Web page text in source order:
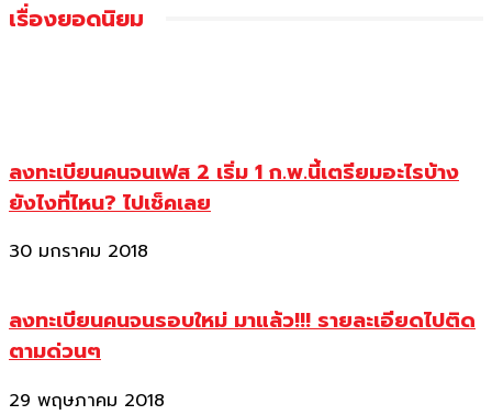
เรื่องยอดนิยม
ลงทะเบียนคนจนเฟส 2 เริ่ม 1 ก.พ.นี้เตรียมอะไรบ้าง
ยังไงที่ไหน? ไปเช็คเลย
30 มกราคม 2018
ลงทะเบียนคนจนรอบใหม่ มาแล้ว!!! รายละเอียดไปติด
ตามด่วนๆ
29 พฤษภาคม 2018